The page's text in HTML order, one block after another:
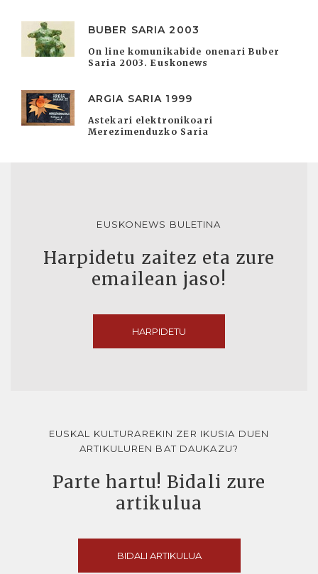
BUBER SARIA 2003
On line komunikabide onenari Buber
Saria 2003. Euskonews
ARGIA SARIA 1999
Astekari elektronikoari
Merezimenduzko Saria
EUSKONEWS BULETINA
Harpidetu zaitez eta zure
emailean jaso!
HARPIDETU
EUSKAL KULTURAREKIN ZER IKUSIA DUEN
ARTIKULUREN BAT DAUKAZU?
Parte hartu! Bidali zure
artikulua
BIDALI ARTIKULUA